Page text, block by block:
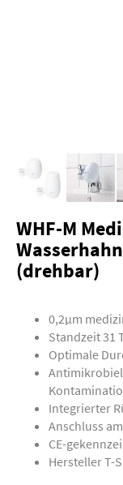
WHF-M
(drehbar)
0,2µm
Standzeit 31
Optimale
Integrierter
Anschluss
CE-
Hersteller T-